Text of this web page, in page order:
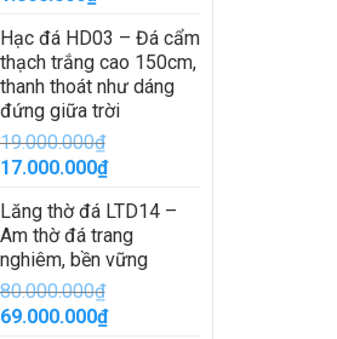
Hạc đá HD03 – Đá cẩm
thạch trắng cao 150cm,
thanh thoát như dáng
đứng giữa trời
19.000.000₫
Giá
là:
19.000.000₫.
17.000.000₫Giá
tại
là:
17.000.000₫.
Lăng thờ đá LTD14 –
Am thờ đá trang
nghiêm, bền vững
80.000.000₫
Giá
69.000.000₫Giá